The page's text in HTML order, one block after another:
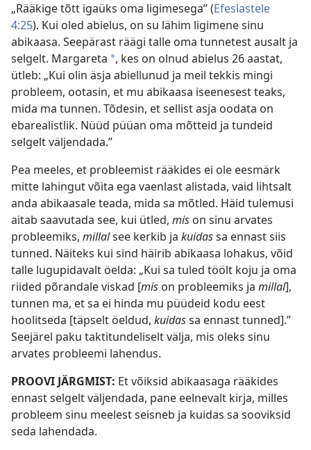
„Rääkige tõtt igaüks oma ligimesega” (Efeslastele
4:25). Kui oled abielus, on su lähim ligimene sinu
abikaasa. Seepärast räägi talle oma tunnetest ausalt ja
selgelt. Margareta *, kes on olnud abielus 26 aastat,
ütleb: „Kui olin äsja abiellunud ja meil tekkis mingi
probleem, ootasin, et mu abikaasa iseenesest teaks,
mida ma tunnen. Tõdesin, et sellist asja oodata on
ebarealistlik. Nüüd püüan oma mõtteid ja tundeid
selgelt väljendada.”
Pea meeles, et probleemist rääkides ei ole eesmärk
mitte lahingut võita ega vaenlast alistada, vaid lihtsalt
anda abikaasale teada, mida sa mõtled. Häid tulemusi
aitab saavutada see, kui ütled, mis on sinu arvates
probleemiks, millalsee kerkib ja kuidassa ennast siis
tunned. Näiteks kui sind häirib abikaasa lohakus, võid
talle lugupidavalt öelda: „Kui sa tuled töölt koju ja oma
riided põrandale viskad [mis on probleemiks ja millal],
tunnen ma, et sa ei hinda mu püüdeid kodu eest
hoolitseda [täpselt öeldud, kuidassa ennast tunned].”
Seejärel paku taktitundeliselt välja, mis oleks sinu
arvates probleemi lahendus.
PROOVI JÄRGMIST: Et võiksid abikaasaga rääkides
ennast selgelt väljendada, pane eelnevalt kirja, milles
probleem sinu meelest seisneb ja kuidas sa sooviksid
seda lahendada.